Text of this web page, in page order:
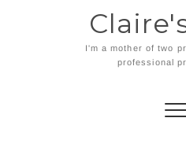
I'm a mother of two
professional